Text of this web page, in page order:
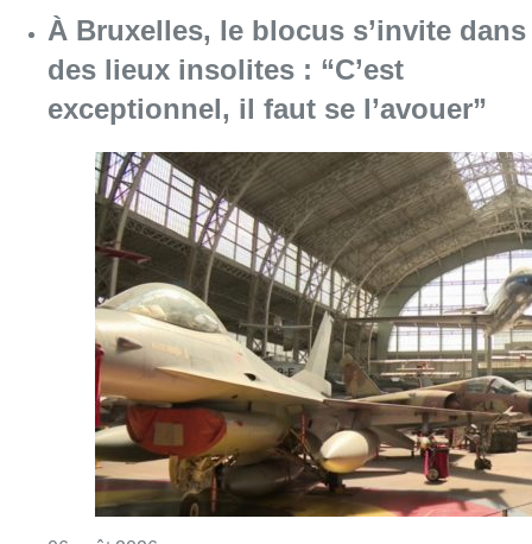
À Bruxelles, le blocus s’invite dans
des lieux insolites : “C’est
exceptionnel, il faut se l’avouer”